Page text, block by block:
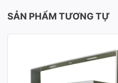
SẢN PHẨM TƯƠNG TỰ
P02 – CÔNG SUẤT 50W
Công suất: 50W
Hiệu suất chiếu sáng: 130lm/W